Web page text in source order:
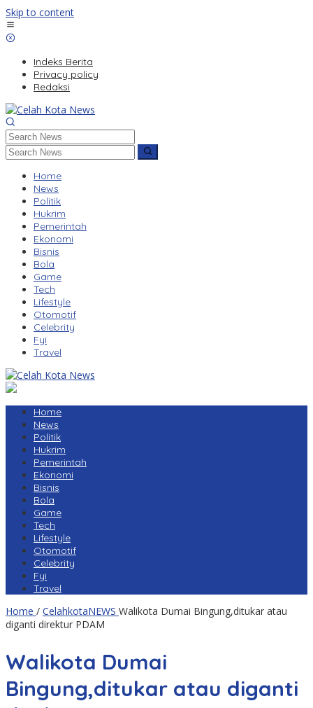
Skip to content
Indeks Berita
Privacy policy
Redaksi
Home
News
Politik
Hukrim
Pemerintah
Ekonomi
Bisnis
Bola
Game
Tech
Lifestyle
Otomotif
Celebrity
Fyi
Travel
Home
News
Politik
Hukrim
Pemerintah
Ekonomi
Bisnis
Bola
Game
Tech
Lifestyle
Otomotif
Celebrity
Fyi
Travel
Home / CelahkotaNEWS Walikota Dumai Bingung,ditukar atau
diganti direktur PDAM
Walikota Dumai
Bingung,ditukar atau diganti